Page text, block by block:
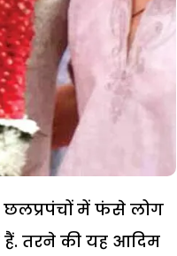
छलप्रपंचों में फंसे लोग
हैं. तरने की यह आदिम